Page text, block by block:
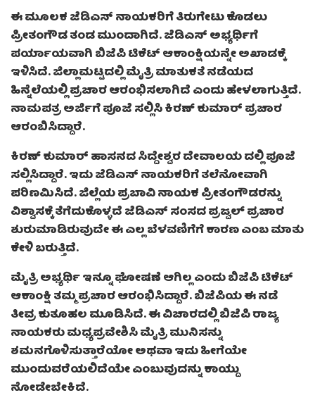
ಈ ಮೂಲಕ ಜೆಡಿಎಸ್ ನಾಯಕರಿಗೆ ತಿರುಗೇಟು ಕೊಡಲು
ಪ್ರೀತಂಗೌಡ ತಂಡ ಮುಂದಾಗಿದೆ. ಜೆಡಿಎಸ್ ಅಭ್ಯರ್ಥಿಗೆ
ಪರ್ಯಾಯವಾಗಿ ಬಿಜೆಪಿ ಟಿಕೆಟ್ ಆಕಾಂಕ್ಷಿಯನ್ನೇ ಅಖಾಡಕ್ಕೆ
ಇಳಿಸಿದೆ. ಜಿಲ್ಲಾಮಟ್ಟದಲ್ಲಿ ಮೈತ್ರಿ ಮಾತುಕತೆ ನಡೆಯದ
ಹಿನ್ನೆಲೆಯಲ್ಲಿ ಪ್ರಚಾರ ಆರಂಭಿಸಲಾಗಿದೆ ಎಂದು ಹೇಳಲಾಗುತ್ತಿದೆ.
ನಾಮಪತ್ರ ಅರ್ಜಿಗೆ ಪೂಜೆ ಸಲ್ಲಿಸಿ ಕಿರಣ್ ಕುಮಾರ್ ಪ್ರಚಾರ
ಆರಂಬಿಸಿದ್ದಾರೆ.
ಕಿರಣ್ ಕುಮಾರ್ ಹಾಸನದ ಸಿದ್ದೇಶ್ವರ ದೇವಾಲಯ ದಲ್ಲಿ ಪೂಜೆ
ಸಲ್ಲಿಸಿದ್ದಾರೆ. ಇದು ಜೆಡಿಎಸ್ ನಾಯಕರಿಗೆ ತಲೆನೋವಾಗಿ
ಪರಿಣಮಿಸಿದೆ. ಜಿಲ್ಲೆಯ ಪ್ರಬಾವಿ ನಾಯಕ ಪ್ರೀತಂಗೌಡರನ್ನು
ವಿಶ್ವಾಸಕ್ಕೆ ತೆಗೆದುಕೊಳ್ಳದೆ ಜೆಡಿಎಸ್ ಸಂಸದ ಪ್ರಜ್ವಲ್ ಪ್ರಚಾರ
ಶುರುಮಾಡಿರುವುದೇ ಈ ಎಲ್ಲ ಬೆಳವಣಿಗೆಗೆ ಕಾರಣ ಎಂಬ ಮಾತು
ಕೇಳಿ ಬರುತ್ತಿದೆ.
ಮೈತ್ರಿ ಅಭ್ಯರ್ಥಿ ಇನ್ನೂ ಘೋಷಣೆ ಆಗಿಲ್ಲ ಎಂದು ಬಿಜೆಪಿ ಟಿಕೆಟ್
ಆಕಾಂಕ್ಷಿ ತಮ್ಮ ಪ್ರಚಾರ ಆರಂಭಿಸಿದ್ದಾರೆ. ಬಿಜೆಪಿಯ ಈ ನಡೆ
ತೀವ್ರ ಕುತೂಹಲ ಮೂಡಿಸಿದೆ. ಈ ವಿಚಾರದಲ್ಲಿ ಬಿಜೆಪಿ ರಾಜ್ಯ
ನಾಯಕರು ಮಧ್ಯಪ್ರವೇಶಿಸಿ ಮೈತ್ರಿ ಮುನಿಸನ್ನು
ಶಮನಗೊಳಿಸುತ್ತಾರೆಯೋ ಅಥವಾ ಇದು ಹೀಗೆಯೇ
ಮುಂದುವರೆಯಲಿದೆಯೇ ಎಂಬುವುದನ್ನು ಕಾಯ್ದು
ನೋಡೇಬೇಕಿದೆ.